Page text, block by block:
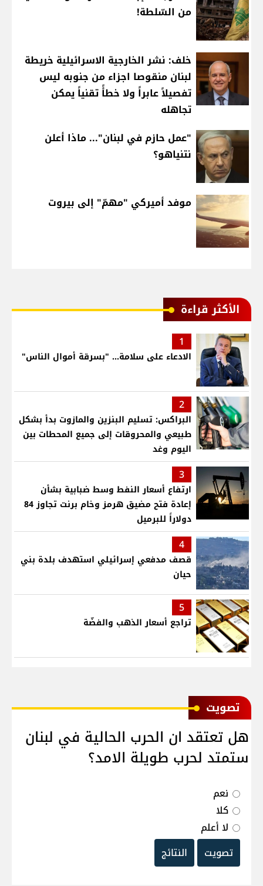
من السّلطة!
خلف: نشر الخارجية الاسرائيلية خريطة
لبنان منقوصا اجزاء من جنوبه ليس
تفصيلاً عابراً ولا خطأً تقنياً يمكن
تجاهله
"عمل حازم في لبنان"... ماذا أعلن
نتنياهو؟
موفد أميركي "مهمّ" إلى بيروت
الأكثر قراءة
1
الادعاء على سلامة... "بسرقة أموال الناس"
2
البراكس: تسليم البنزين والمازوت بدأ بشكل
طبيعي والمحروقات إلى جميع المحطات بين
اليوم وغد
3
ارتفاع أسعار النفط وسط ضبابية بشأن
إعادة فتح مضيق هرمز وخام برنت تجاوز 84
دولاراً للبرميل
4
قصف مدفعي إسرائيلي استهدف بلدة بني
حيان
5
تراجع أسعار الذهب والفضّة
ﺗﺼﻮﻳﺖ
هل تعتقد ان الحرب الحالية في لبنان
ستمتد لحرب طويلة الامد؟
نعم
كلا
لا أعلم
تصويت
النتائج